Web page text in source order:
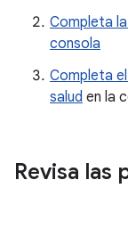
Completa
consola
Completa
salud en la
Revisa las